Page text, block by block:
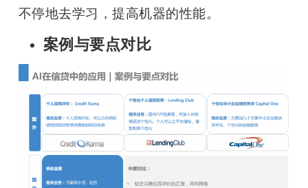
不停地去学习，提高机器的性能。
案例与要点对比